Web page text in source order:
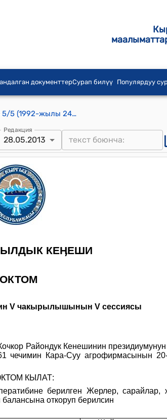
документтерСурап билүү Популярдуу
Ак-Кыя айылдык кеңешинин 2014-жылдын 28-майындагы № 5/5 (1992-жылы 24-январь №9 Нарын облустынын эл депутаттарынын Кочкор Райондук Кенешинин президиумунун токтомун Эл депуттарынын Ак-Кыя айылдык Кенешинин аткаруу комитетинин 20-декабрь 1991-жыл №61 чечимин Кара-Суу агрофирмасынын 20-декабрь 1991-жыл №29 токтомун жетекчиликке алуу жөнүндө) токтому
Редакция
28.05.2013